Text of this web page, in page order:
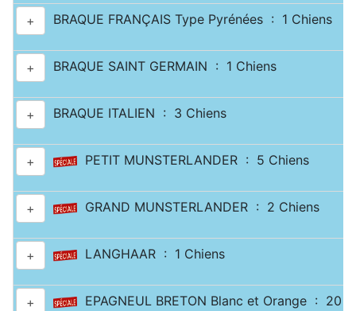
+ BRAQUE FRANÇAIS Type Pyrénées : 1 Chiens
+ BRAQUE SAINT GERMAIN : 1 Chiens
+ BRAQUE ITALIEN : 3 Chiens
+ PETIT MUNSTERLANDER : 5 Chiens
+ GRAND MUNSTERLANDER : 2 Chiens
+ LANGHAAR : 1 Chiens
+ EPAGNEUL BRETON Blanc et Orange : 20